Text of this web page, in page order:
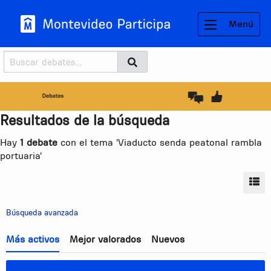
Menú
Buscador
Buscar BUSCAR
Resultados de la búsqueda
Hay 1 debate con el tema 'Viaducto senda peatonal rambla
portuaria'
Búsqueda avanzada
Más activos Mejor valorados Nuevos